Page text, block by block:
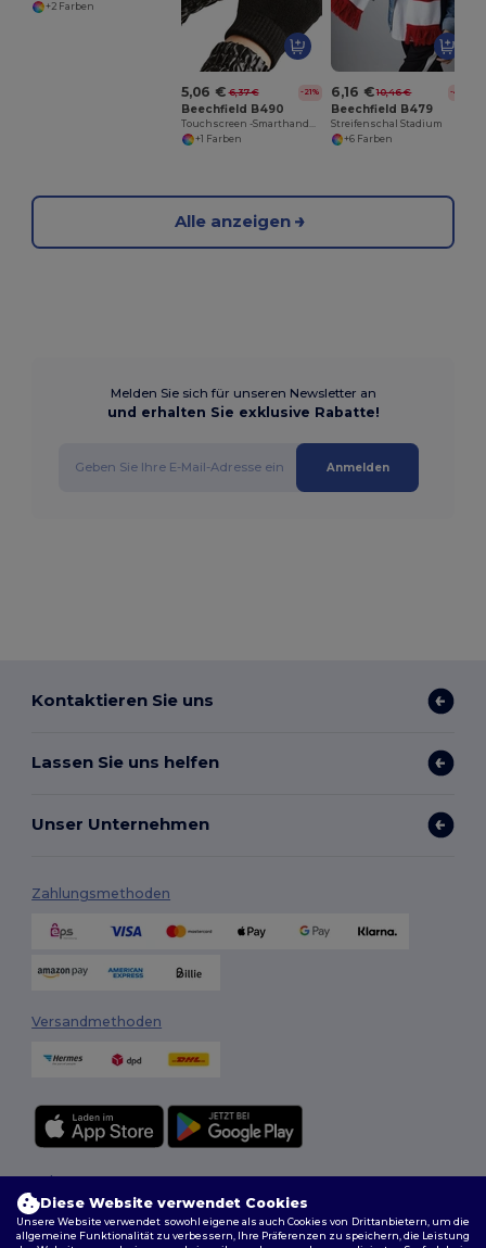
+2 Farben
5,06 € 6,37 € -21%
Beechfield B490
+1 Farben
6,16 € 10,46 € -41%
Beechfield B479
Streifenschal Stadium
+6 Farben
Alle anzeigen
Melden Sie sich für unseren Newsletter an
und erhalten Sie exklusive Rabatte!
Anmelden
Kontaktieren Sie uns
Lassen Sie uns helfen
Unser Unternehmen
Zahlungsmethoden
Versandmethoden
Folge uns
Diese Website verwendet Cookies
Unsere Website verwendet sowohl eigene als auch Cookies von Drittanbietern, um die
allgemeine Funktionalität zu verbessern, Ihre Präferenzen zu speichern, die Leistung